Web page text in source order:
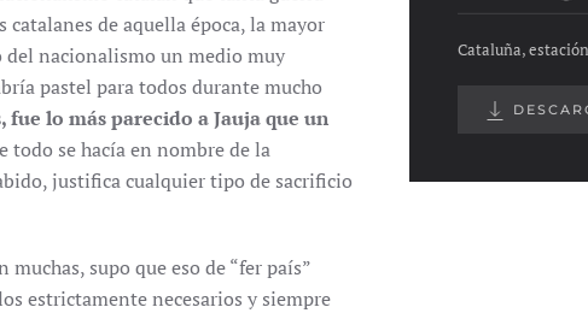
de aquella época, la mayor
nacionalismo un medio muy
pastel para todos durante mucho
fue lo más parecido a Jauja que un
todo se hacía en nombre de la
justifica cualquier tipo de sacrificio
supo que eso de “fer país”
estrictamente necesarios y siempre
Cataluña,